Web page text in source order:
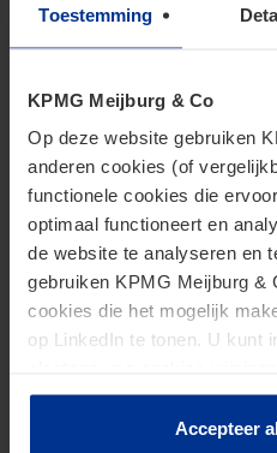
Toestemming
KPMG Meijburg & Co
Op deze website gebruiken
anderen cookies (of
functionele cookies die
optimaal functioneert en
de website te analyseren en
gebruiken KPMG Meijburg &
cookies die het mogelijk
op LinkedIn te tonen. U kunt
te klikken. Als u op
toestemming voor hetAccepteer
Naar boven
4. Wijzigingen
Er is veel te doen rondom
bezwaarschriften van
paybureaus en de
toegenomen
behandeling van de